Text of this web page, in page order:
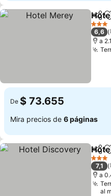
3
6,6
a
De $ 73.655
Mira precios de 6 páginas
3
7,1
a
al